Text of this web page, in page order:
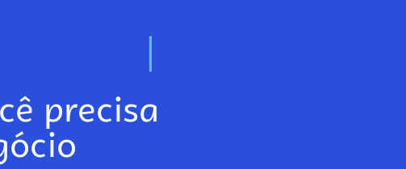
N
precisa